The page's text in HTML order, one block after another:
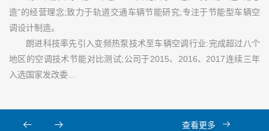
造”的经营理念;致力于轨道交通车辆节能研究;专注于节能型车辆空
调设计制造。
朗进科技率先引入变频热泵技术至车辆空调行业:完成超过八个
地区的空调技术节能对比测试;公司于2015、2016、2017连续三年
入选国家发改委…
查看更多